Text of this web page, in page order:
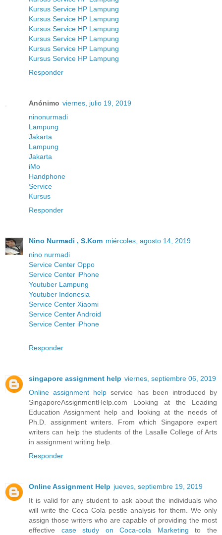
Kursus Service HP Lampung
Kursus Service HP Lampung
Kursus Service HP Lampung
Kursus Service HP Lampung
Kursus Service HP Lampung
Kursus Service HP Lampung
Responder
Anónimo viernes, julio 19, 2019
ninonurmadi
Lampung
Jakarta
Lampung
Jakarta
iMo
Handphone
Service
Kursus
Responder
Nino Nurmadi , S.Kom miércoles, agosto 14, 2019
nino nurmadi
Service Center Oppo
Service Center iPhone
Youtuber Lampung
Youtuber Indonesia
Service Center Xiaomi
Service Center Android
Service Center iPhone
Responder
singapore assignment help viernes, septiembre 06, 2019
Online assignment help service has been introduced by
SingaporeAssignmentHelp.com Looking at the Leading
Education Assignment help and looking at the needs of
Ph.D. assignment writers. From which Singapore expert
writers can help the students of the Lasalle College of Arts
in assignment writing help.
Responder
Online Assignment Help jueves, septiembre 19, 2019
It is valid for any student to ask about the individuals who
will write the Coca Cola pestle analysis for them. We only
assign those writers who are capable of providing the most
effective case study on Coca-cola Marketing to the